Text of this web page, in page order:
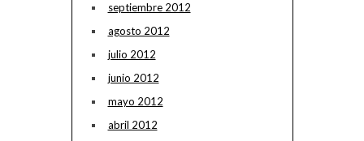
septiembre 2012
agosto 2012
julio 2012
junio 2012
mayo 2012
abril 2012